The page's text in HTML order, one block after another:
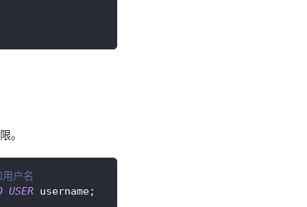
。
户名
USER username;